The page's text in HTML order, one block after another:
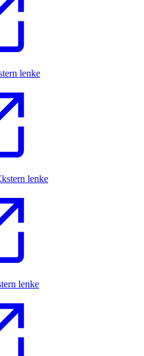
lenke
lenke
lenke